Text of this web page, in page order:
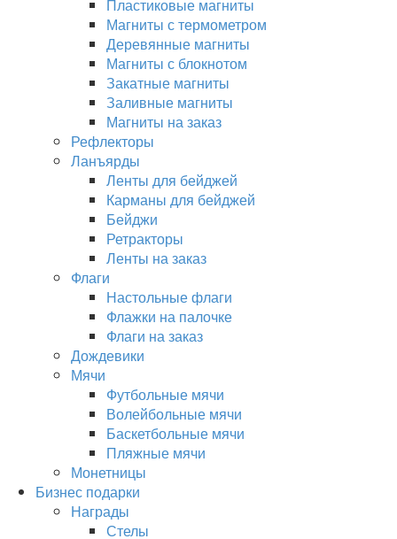
Пластиковые магниты
Магниты с термометром
Деревянные магниты
Магниты с блокнотом
Закатные магниты
Заливные магниты
Магниты на заказ
Рефлекторы
Ланъярды
Ленты для бейджей
Карманы для бейджей
Бейджи
Ретракторы
Ленты на заказ
Флаги
Настольные флаги
Флажки на палочке
Флаги на заказ
Дождевики
Мячи
Футбольные мячи
Волейбольные мячи
Баскетбольные мячи
Пляжные мячи
Монетницы
Бизнес подарки
Награды
Стелы